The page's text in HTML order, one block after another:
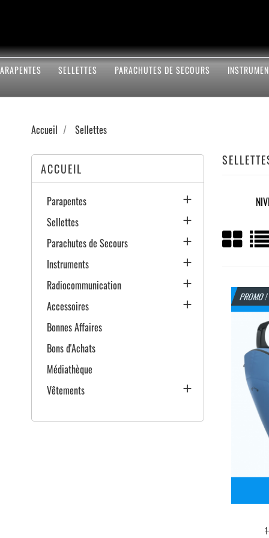
SELLETTES PARACHUTES DE SECOURS
Accueil Sellettes
ACCUEIL
Parapentes 
Sellettes 
Parachutes de Secours 
Instruments 
Radiocommunication 
Accessoires 
Bonnes Affaires
Bons d'Achats
Médiathèque
Vêtements

PROMO !